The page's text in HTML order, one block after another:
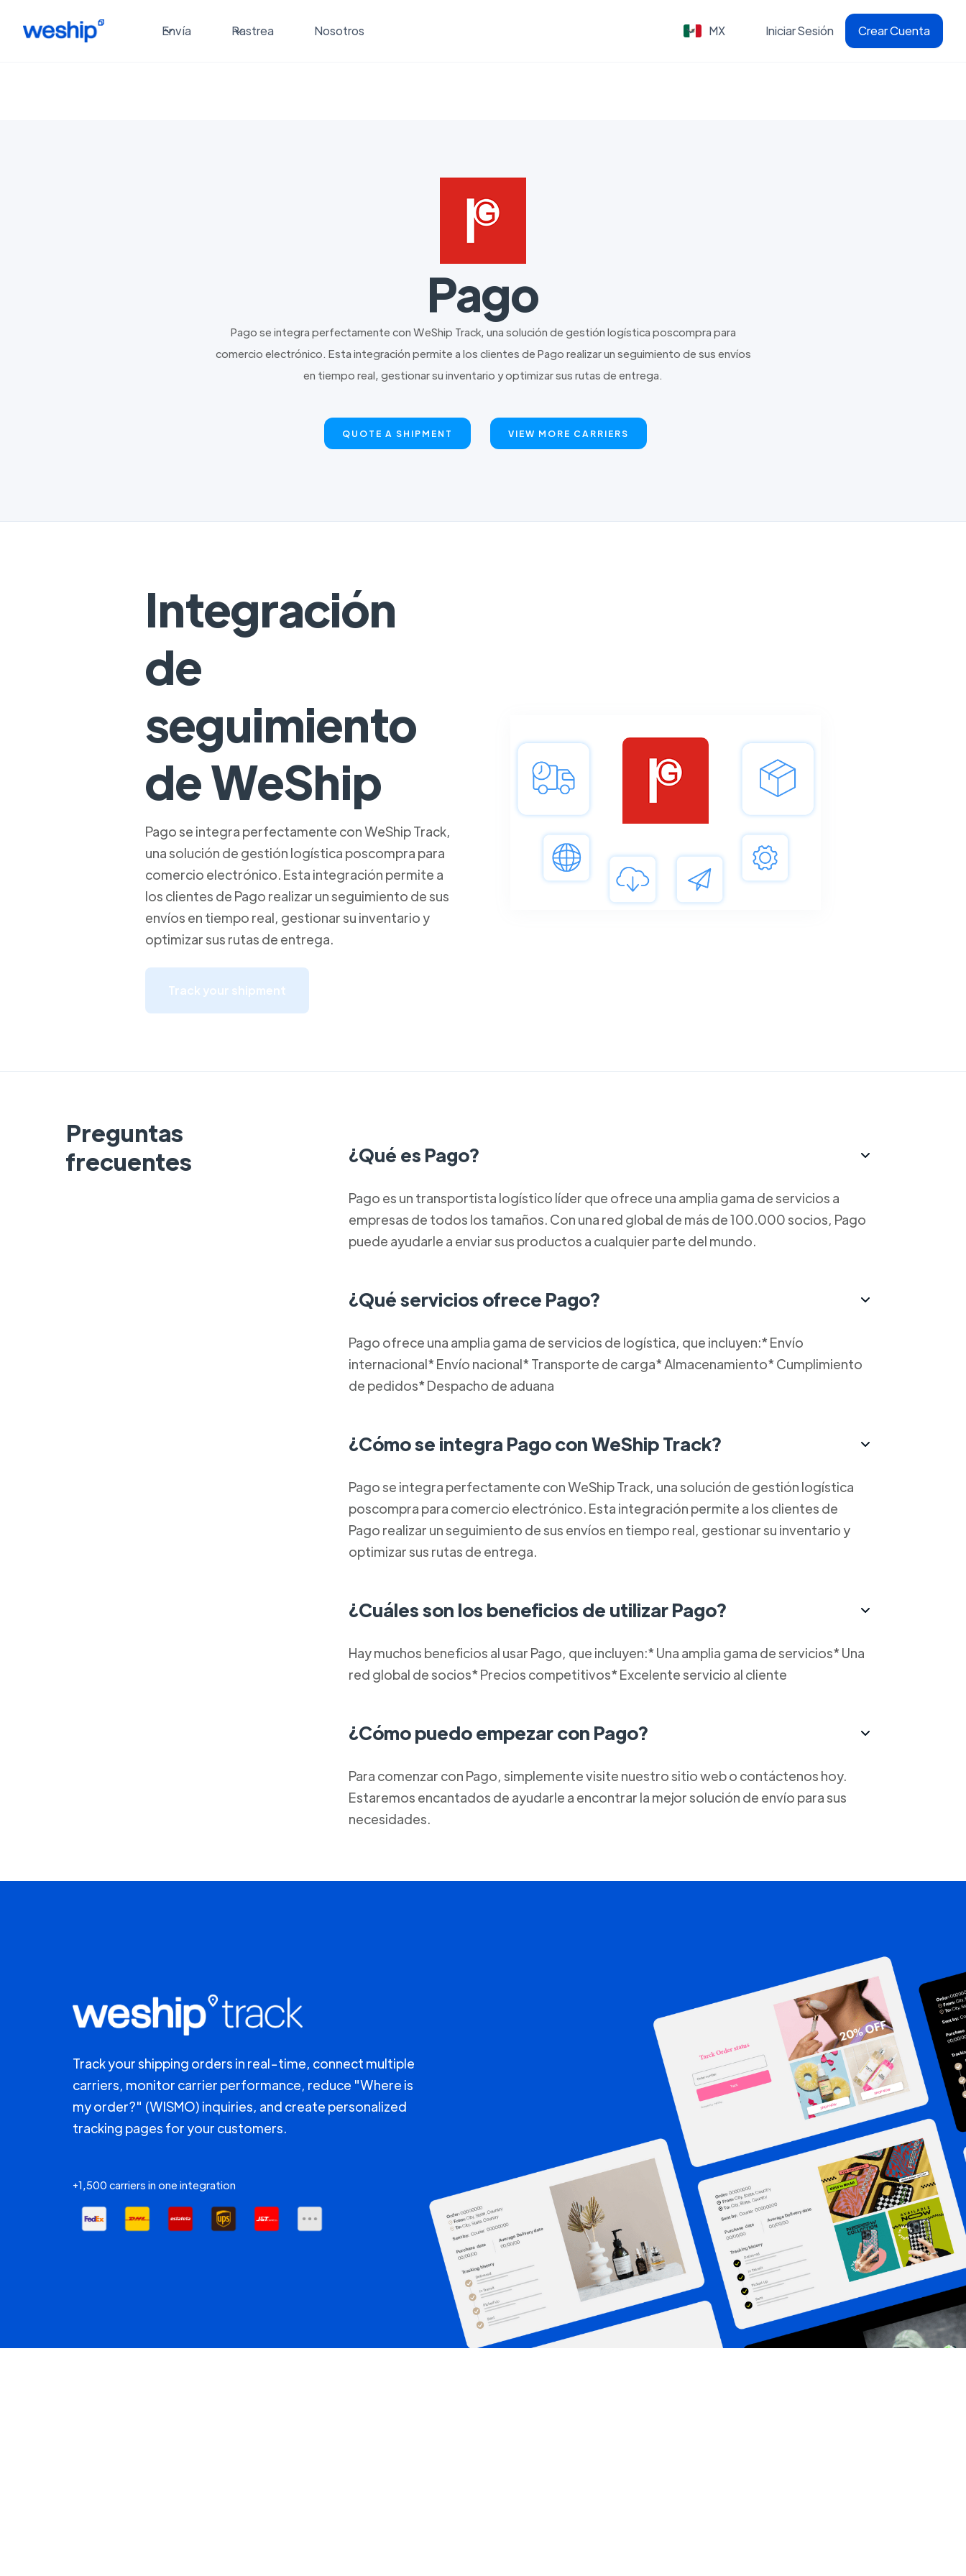
Envía Rastrea Nosotros MX Iniciar Sesión Crear Cuenta
Pago
Pago se integra perfectamente con WeShip Track, una solución de gestión logística poscompra para
comercio electrónico. Esta integración permite a los clientes de Pago realizar un seguimiento de sus envíos
en tiempo real, gestionar su inventario y optimizar sus rutas de entrega.
QUOTE A SHIPMENT VIEW MORE CARRIERS
Integración
de
seguimiento
de WeShip
Pago se integra perfectamente con WeShip Track,
una solución de gestión logística poscompra para
comercio electrónico. Esta integración permite a
los clientes de Pago realizar un seguimiento de sus
envíos en tiempo real, gestionar su inventario y
optimizar sus rutas de entrega.
Track your shipment
Preguntas
frecuentes
¿Qué es Pago?
Pago es un transportista logístico líder que ofrece una amplia gama de servicios a
empresas de todos los tamaños. Con una red global de más de 100.000 socios, Pago
puede ayudarle a enviar sus productos a cualquier parte del mundo.
¿Qué servicios ofrece Pago?
Pago ofrece una amplia gama de servicios de logística, que incluyen:* Envío
internacional* Envío nacional* Transporte de carga* Almacenamiento* Cumplimiento
de pedidos* Despacho de aduana
¿Cómo se integra Pago con WeShip Track?
Pago se integra perfectamente con WeShip Track, una solución de gestión logística
poscompra para comercio electrónico. Esta integración permite a los clientes de
Pago realizar un seguimiento de sus envíos en tiempo real, gestionar su inventario y
optimizar sus rutas de entrega.
¿Cuáles son los beneficios de utilizar Pago?
Hay muchos beneficios al usar Pago, que incluyen:* Una amplia gama de servicios* Una
red global de socios* Precios competitivos* Excelente servicio al cliente
¿Cómo puedo empezar con Pago?
Para comenzar con Pago, simplemente visite nuestro sitio web o contáctenos hoy.
Estaremos encantados de ayudarle a encontrar la mejor solución de envío para sus
necesidades.
Track your shipping orders in real-time, connect multiple
carriers, monitor carrier performance, reduce "Where is
my order?" (WISMO) inquiries, and create personalized
tracking pages for your customers.
+1,500 carriers in one integration